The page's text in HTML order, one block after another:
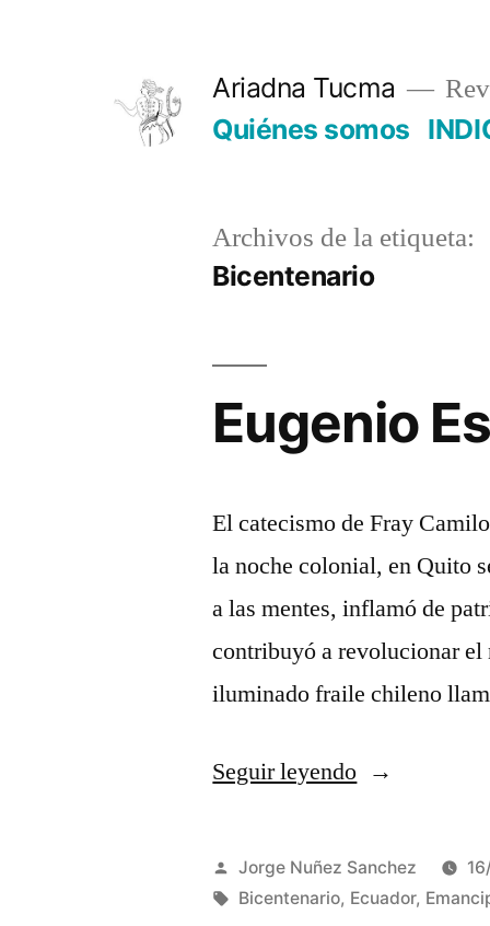
Ariadna Tucma
Quiénes somos
Archivos de la etiqueta:
Bicentenario
Eugenio
El catecismo de Fray
la noche colonial, en Quito
a las mentes, inflamó de
contribuyó a revolucionar
iluminado fraile chileno
Seguir leyendo«Eugenio
Estudio
Introductorio.
Publicado
por
Jorge Nuñez Sanchez
Etiquetas:
Bicentenario, Ecuador,